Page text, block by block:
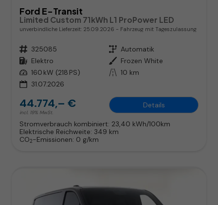
Ford E-Transit
Limited Custom 71kWh L1 ProPower LED
unverbindliche Lieferzeit: 25.09.2026 Fahrzeug mit Tageszulassung
Fahrzeugnr. 325085 Getriebe Automatik
Kraftstoff Elektro Außenfarbe Frozen White
Leistung 160 kW (218 PS) Kilometerstand 10 km
31.07.2026
44.774,– €
incl. 19% MwSt.
Details
Stromverbrauch kombiniert: 23,40 kWh/100km
Elektrische Reichweite: 349 km
CO2-Emissionen: 0 g/km